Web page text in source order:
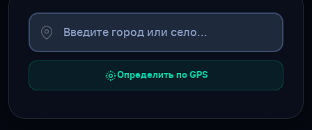
Определить по GPS